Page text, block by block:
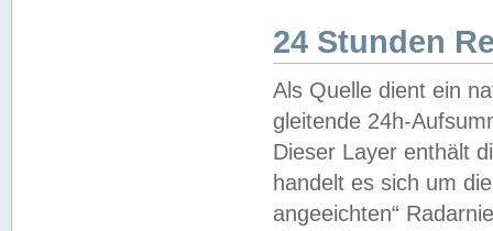
24 Stunden
Als Quelle dient ein
gleitende 24h-
Dieser Layer enthält
handelt es sich um
angeeichten“